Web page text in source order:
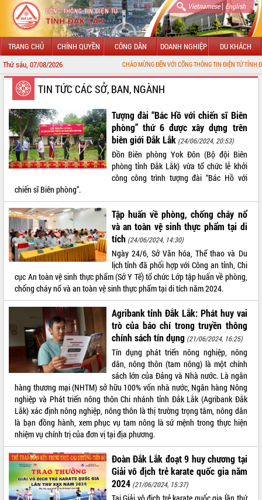
Vietnamese| English
TRANG CHỦ CHÍNH QUYỀN CÔNG DÂN DOANH NGHIỆP DU KHÁCH
Thứ sáu, 07/08/2026 CHÀO MỪNG ĐẾN VỚI CỔNG THÔNG TIN ĐIỆN TỬ TỈNH ĐẮK LẮK
GIỚI THIỆU
LÃNH ĐẠO UBND TỈNH
TIN TỨC SỰ KIỆN
SỞ, BAN, NGÀNH
THÔNG TIN CHỈ ĐẠO ĐIỀU HÀNH
HỆ THỐNG VĂN BẢN
VĂN BẢN HĐND TỈNH
ĐIỂM TIN VĂN BẢN
QUY HOẠCH - KẾ HOẠCH
TIN TỨC CÁC SỞ, BAN, NGÀNH
Tượng đài “Bác Hồ với chiến sĩ Biên
phòng” thứ 6 được xây dựng trên
biên giới Đắk Lắk (24/06/2024, 20:53)
Đồn Biên phòng Yok Đôn (Bộ đội Biên
phòng tỉnh Đắk Lắk) vừa tổ chức lễ khởi
công công trình tượng đài “Bác Hồ với
chiến sĩ Biên phòng”.
Tập huấn về phòng, chống cháy nổ
và an toàn vệ sinh thực phẩm tại di
tích (24/06/2024, 14:30)
Ngày 24/6, Sở Văn hóa, Thể thao và Du
lịch tỉnh đã phối hợp với Công an tỉnh, Chi
cục An toàn vệ sinh thực phẩm (Sở Y Tế) tổ chức Lớp tập huấn về phòng,
chống cháy nổ và an toàn vệ sinh thực phẩm tại di tích năm 2024.
Agribank tỉnh Đắk Lắk: Phát huy vai
trò của báo chí trong truyền thông
chính sách tín dụng (21/06/2024, 16:25)
Tín dụng phát triển nông nghiệp, nông
dân, nông thôn (tam nông) là một chính
sách lớn của Đảng và Nhà nước. Là ngân
hàng thương mại (NHTM) sở hữu 100% vốn nhà nước, Ngân hàng Nông
nghiệp và Phát triển nông thôn Chi nhánh tỉnh Đắk Lắk (Agribank Đắk
Lắk) xác định nông nghiệp, nông thôn là thị trường trọng tâm, nông dân
là bạn đồng hành, xem phục vụ tam nông là sứ mệnh trong thực hiện
nhiệm vụ chính trị của đơn vị tại địa phương.
Đoàn Đắk Lắk đoạt 9 huy chương tại
Giải vô địch trẻ karate quốc gia năm
2024 (21/06/2024, 15:37)